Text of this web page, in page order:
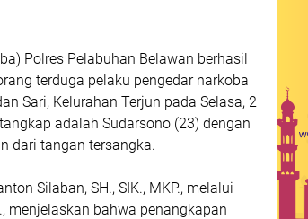
Polres Pelabuhan Belawan berhasil
terduga pelaku pengedar narkoba
Sari, Kelurahan Terjun pada Selasa, 2
adalah Sudarsono (23) dengan
dari tangan tersangka.
Silaban, SH., SIK., MKP., melalui
menjelaskan bahwa penangkapan